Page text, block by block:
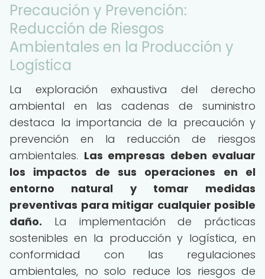
Precaución y Prevención:
Reducción de Riesgos
Ambientales en la Producción y
Logística
La exploración exhaustiva del derecho
ambiental en las cadenas de suministro
destaca la importancia de la precaución y
prevención en la reducción de riesgos
ambientales. Las empresas deben evaluar
los impactos de sus operaciones en el
entorno natural y tomar medidas
preventivas para mitigar cualquier posible
daño. La implementación de prácticas
sostenibles en la producción y logística, en
conformidad con las regulaciones
ambientales, no solo reduce los riesgos de